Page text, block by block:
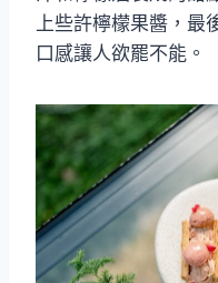
上些許檸檬果醬，最
口感讓人欲罷不能。